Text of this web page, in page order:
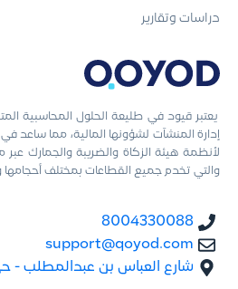
يعتبر قيود في طليعة الحلول المحاسبية
إدارة المنشآت لشؤونها المالية، مما ساعد
لأنظمة هيئة الزكاة والضريبة والجمارك
والتي تخدم جميع القطاعات بمختلف أحجامها
8004330088
support@qoyod.com
شارع العباس بن عبدالمطلب -
دراسات وتقارير